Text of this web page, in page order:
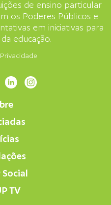
de ensino particular
os Poderes Públicos e
em iniciativas para
educação.
TV